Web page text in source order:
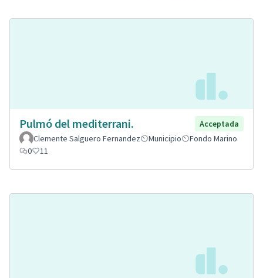
Pulmó del mediterrani.
Acceptada
Clemente Salguero Fernandez
Municipio
Fondo Marino
0
11